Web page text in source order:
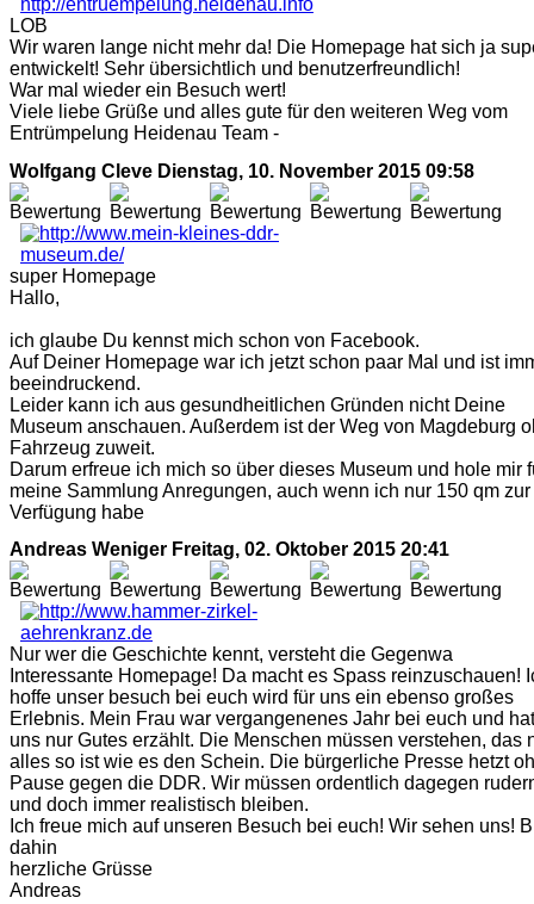
LOB
Wir waren lange nicht mehr da! Die Homepage hat sich ja
entwickelt! Sehr übersichtlich und benutzerfreundlich!
War mal wieder ein Besuch wert!
Viele liebe Grüße und alles gute für den weiteren Weg vom
Entrümpelung Heidenau Team -
Wolfgang Cleve Dienstag, 10. November 2015 09:58
super Homepage
Hallo,
ich glaube Du kennst mich schon von Facebook.
Auf Deiner Homepage war ich jetzt schon paar Mal und ist
beeindruckend.
Leider kann ich aus gesundheitlichen Gründen nicht Deine
Museum anschauen. Außerdem ist der Weg von Magdeburg
Fahrzeug zuweit.
Darum erfreue ich mich so über dieses Museum und hole mir
meine Sammlung Anregungen, auch wenn ich nur 150 qm zur
Verfügung habe
Andreas Weniger Freitag, 02. Oktober 2015 20:41
Nur wer die Geschichte kennt, versteht die Gegenwa
Interessante Homepage! Da macht es Spass reinzuschauen!
hoffe unser besuch bei euch wird für uns ein ebenso großes
Erlebnis. Mein Frau war vergangenenes Jahr bei euch und hat
uns nur Gutes erzählt. Die Menschen müssen verstehen, das
alles so ist wie es den Schein. Die bürgerliche Presse hetzt
Pause gegen die DDR. Wir müssen ordentlich dagegen
und doch immer realistisch bleiben.
Ich freue mich auf unseren Besuch bei euch! Wir sehen uns!
dahin
herzliche Grüsse
Andreas